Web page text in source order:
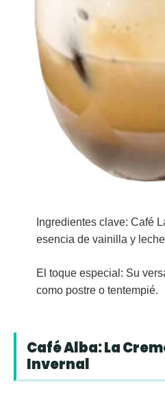
Ingredientes clave: Café
esencia de vainilla y
El toque especial: Su
como postre o tentempié.
Café Alba: La
Invernal